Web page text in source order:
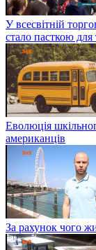
У всесвітній
стало пасткою
Еволюція
американців
За рахунок чого